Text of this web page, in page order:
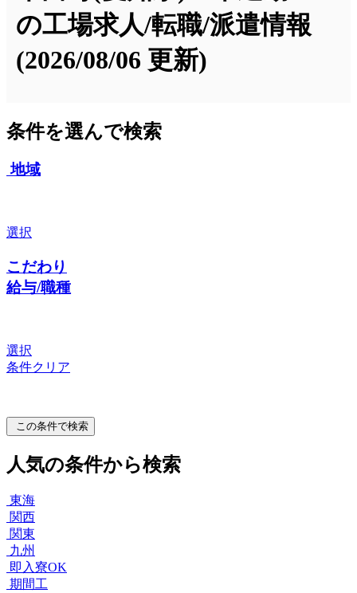
の工場求人/転職/派遣情報
(2026/08/06 更新)
条件を選んで検索
地域
選択
こだわり
給与/職種
選択
条件クリア
この条件で検索
人気の条件から検索
東海
関西
関東
九州
即入寮OK
期間工